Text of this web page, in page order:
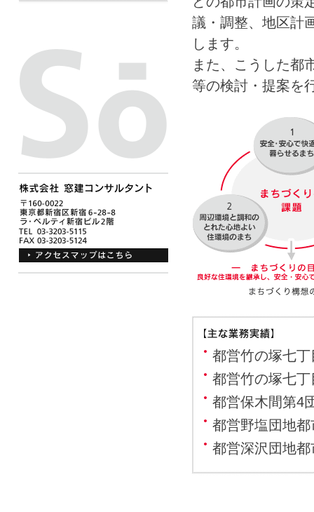
議・調整、地区計
します。
また、こうした都
等の検討・提案を
都営竹の塚七
都営竹の塚七
都営保木間第4
都営野塩団地
都営深沢団地